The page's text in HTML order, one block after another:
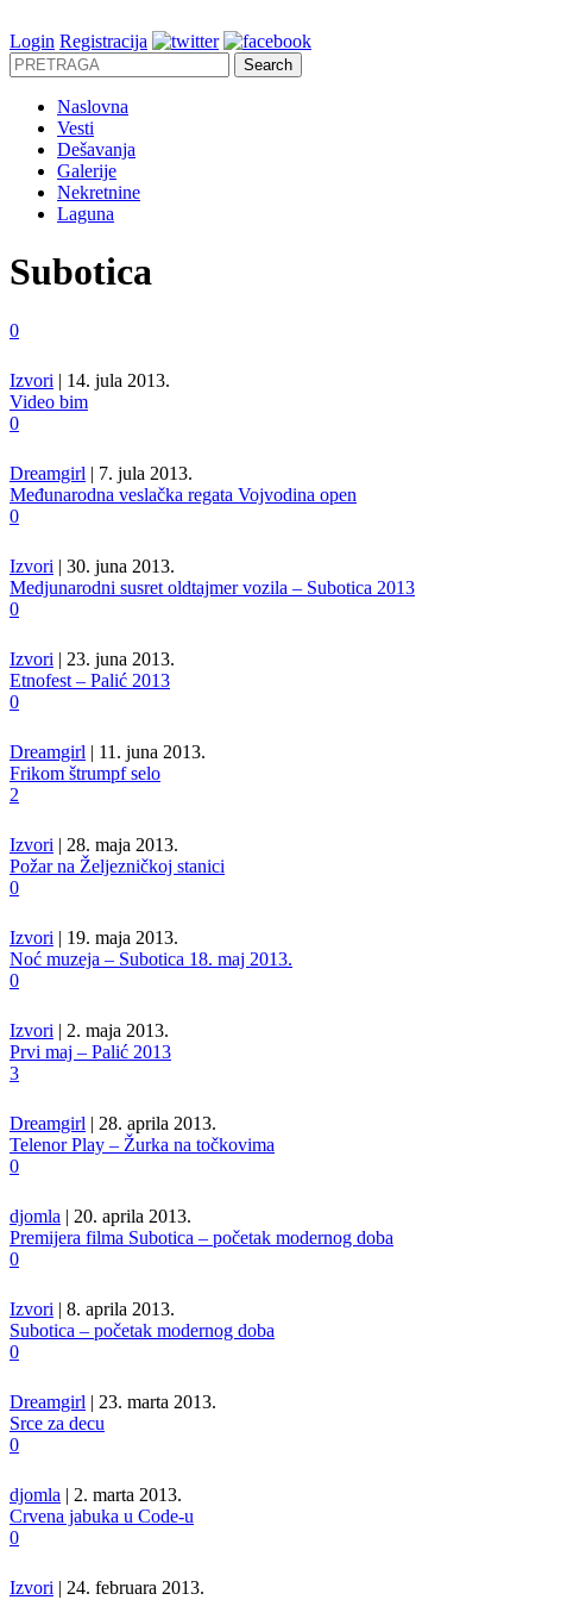
Login Registracija
Naslovna
Vesti
Dešavanja
Galerije
Nekretnine
Laguna
Subotica
0
Izvori | 14. jula 2013.
Video bim
0
Dreamgirl | 7. jula 2013.
Međunarodna veslačka regata Vojvodina open
0
Izvori | 30. juna 2013.
Medjunarodni susret oldtajmer vozila – Subotica 2013
0
Izvori | 23. juna 2013.
Etnofest – Palić 2013
0
Dreamgirl | 11. juna 2013.
Frikom štrumpf selo
2
Izvori | 28. maja 2013.
Požar na Željezničkoj stanici
0
Izvori | 19. maja 2013.
Noć muzeja – Subotica 18. maj 2013.
0
Izvori | 2. maja 2013.
Prvi maj – Palić 2013
3
Dreamgirl | 28. aprila 2013.
Telenor Play – Žurka na točkovima
0
djomla | 20. aprila 2013.
Premijera filma Subotica – početak modernog doba
0
Izvori | 8. aprila 2013.
Subotica – početak modernog doba
0
Dreamgirl | 23. marta 2013.
Srce za decu
0
djomla | 2. marta 2013.
Crvena jabuka u Code-u
0
Izvori | 24. februara 2013.